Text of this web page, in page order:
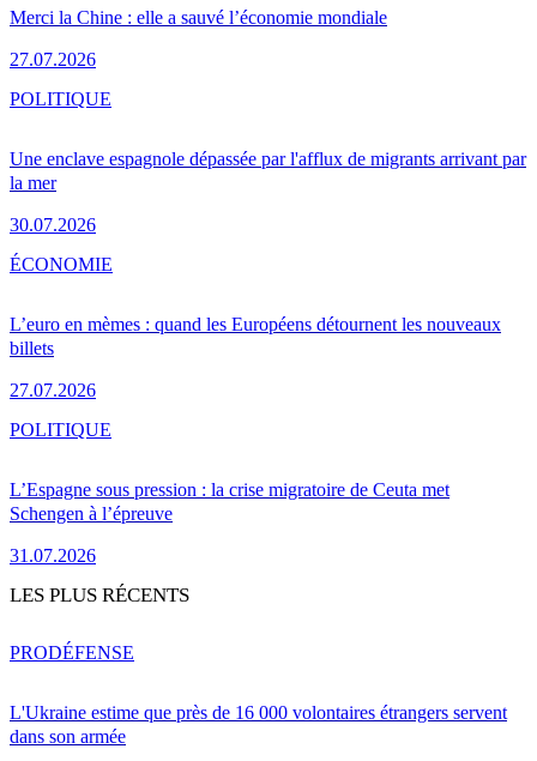
Merci la Chine : elle a sauvé l’économie mondiale
27.07.2026
Une enclave espagnole dépassée par l'afflux de migrants arrivant par
la mer
30.07.2026
POLITIQUE
L’euro en mèmes : quand les Européens détournent les nouveaux
billets
27.07.2026
ÉCONOMIE
L’Espagne sous pression : la crise migratoire de Ceuta met
Schengen à l’épreuve
31.07.2026
POLITIQUE
LES PLUS RÉCENTS
L'Ukraine estime que près de 16 000 volontaires étrangers servent
dans son armée
PRODÉFENSE